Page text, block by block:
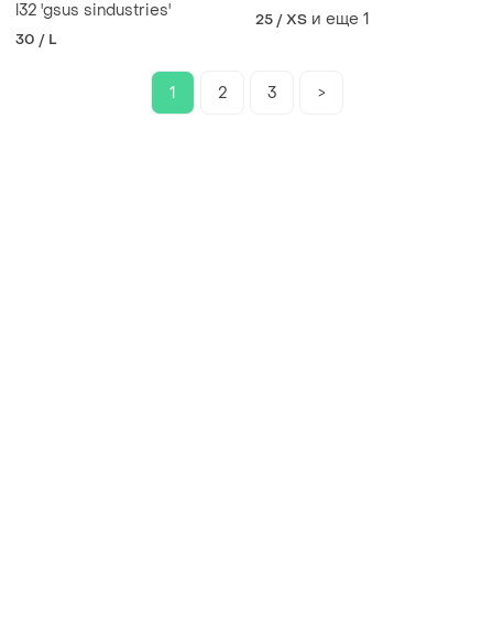
l32 'gsus sindustries'
30 / L
25 / XS и еще 1
1 2 3 >